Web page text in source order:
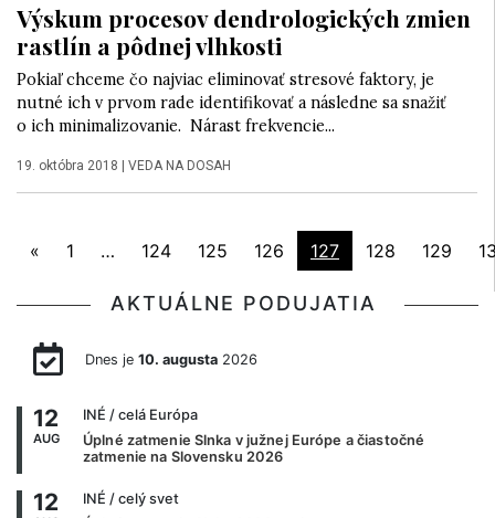
Výskum procesov dendrologických zmien
rastlín a pôdnej vlhkosti
Pokiaľ chceme čo najviac eliminovať stresové faktory, je
nutné ich v prvom rade identifikovať a následne sa snažiť
o ich minimalizovanie. Nárast frekvencie...
19. októbra 2018 VEDA NA DOSAH
« 1 … 124 125 126 127 128 129
AKTUÁLNE PODUJATIA
Dnes je 10. augusta2026
12
AUG
INÉ / celá Európa
Úplné zatmenie Slnka v južnej Európe a čiastočné
zatmenie na Slovensku 2026
12 INÉ / celý svet